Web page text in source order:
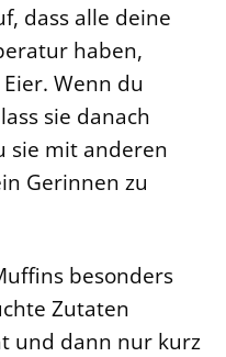
dass alle deine
haben,
Wenn du
sie danach
sie mit anderen
Gerinnen zu
besonders
Zutaten
und dann nur kurz